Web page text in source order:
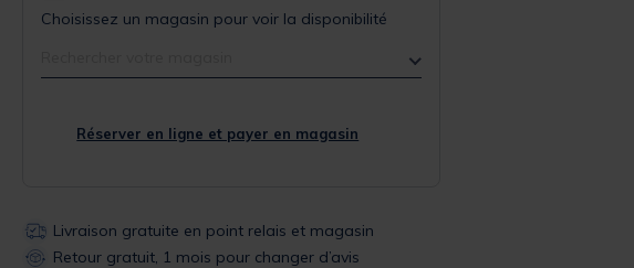
Choisissez un magasin pour voir la disponibilité
Réserver en ligne et payer en magasin
Livraison gratuite en point relais et magasin
Retour gratuit, 1 mois pour changer d’avis